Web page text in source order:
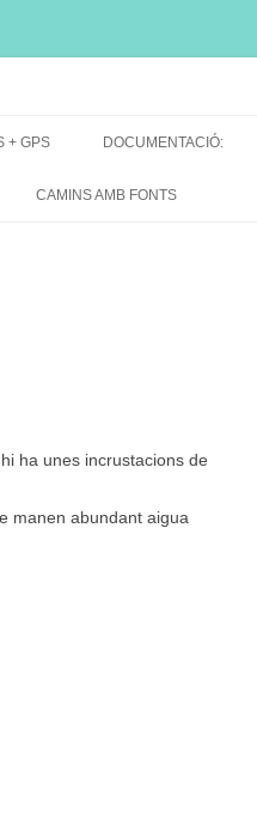
+ GPS
EXCURSIONS
DOCUMENTACIÓ:
CAMINS AMB FONTS
ha unes incrustacions de
manen abundant aigua